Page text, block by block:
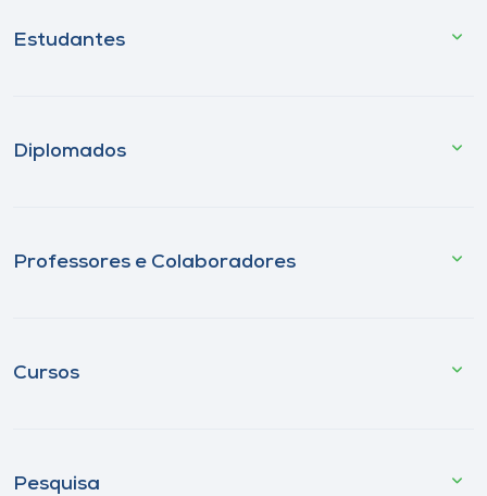
Estudantes
Diplomados
Professores e Colaboradores
Cursos
Pesquisa